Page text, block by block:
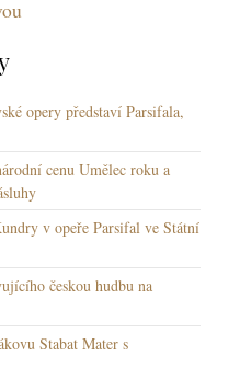
opery představí Parsifala,
cenu Umělec roku a
v opeře Parsifal ve Státní
českou hudbu na
Stabat Mater s